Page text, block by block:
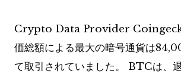
Crypto Data Provider
価総額による最大の暗号通貨は
て取引されていました。 BTCは、